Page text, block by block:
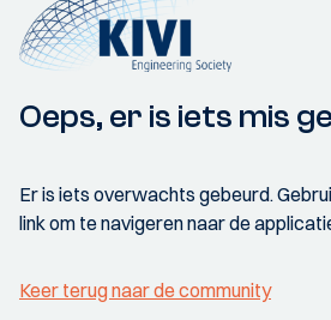
Oeps, er is iets mis
Er is iets overwachts gebeurd.
link om te navigeren naar de
Keer terug naar de community